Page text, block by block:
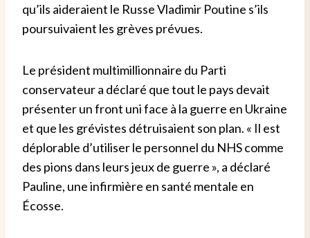
qu’ils aideraient le Russe Vladimir Poutine s’ils
poursuivaient les grèves prévues.
Le président multimillionnaire du Parti
conservateur a déclaré que tout le pays devait
présenter un front uni face à la guerre en Ukraine
et que les grévistes détruisaient son plan. « Il est
déplorable d’utiliser le personnel du NHS comme
des pions dans leurs jeux de guerre », a déclaré
Pauline, une infirmière en santé mentale en
Écosse.